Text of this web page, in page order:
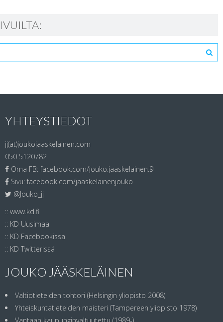
YHTEYSTIEDOT
jj(at)joukojaaskelainen.com
050 5120782
Oma FB: facebook.com/jouko.jaaskelainen.9
Sivu: facebook.com/jaaskelainenjouko
@Jouko_jj
:: www.kd.fi
:: KD Uusimaa
:: KD Facebookissa
:: KD Twitterissä
JOUKO JÄÄSKELÄINEN
Valtiotieteiden tohtori (Helsingin yliopisto 2008)
Yhteiskuntatieteiden maisteri (Tampereen yliopisto 1978)